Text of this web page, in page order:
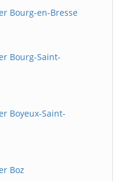
Bourg-en-Bresse
Bourg-Saint-
Boyeux-Saint-
Boz